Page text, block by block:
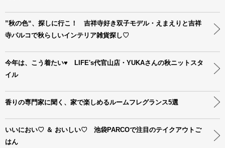
”秋の色“、探しに行こ！ 吉祥寺好き双子モデル・えまえりと吉祥
寺パルコで秋らしいインテリア雑貨探し♡
今年は、こう着たい♥ LIFE's代官山店・YUKAさんの秋ニットスタ
イル
香りの専門家に聞く、家で楽しめるルームフレグランス5選
いいにおい♡ ＆ おいしい♡ 池袋PARCOで注目のテイクアウトご
はん